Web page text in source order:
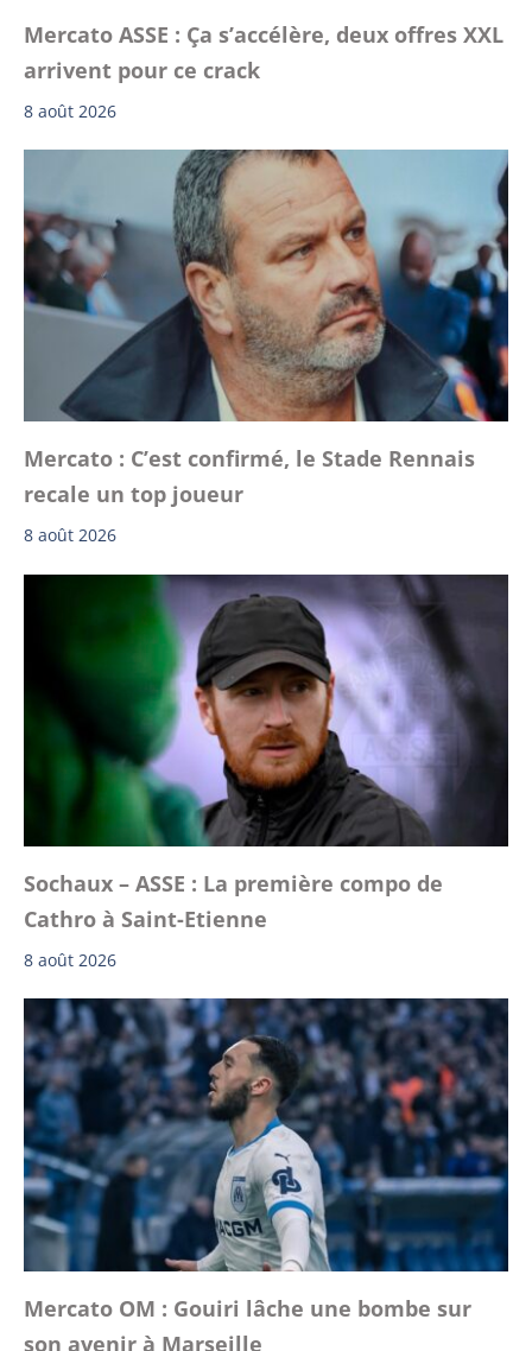
Mercato ASSE : Ça s’accélère, deux offres XXL
arrivent pour ce crack
8 août 2026
Mercato : C’est confirmé, le Stade Rennais
recale un top joueur
8 août 2026
Sochaux – ASSE : La première compo de
Cathro à Saint-Etienne
8 août 2026
Mercato OM : Gouiri lâche une bombe sur
son avenir à Marseille